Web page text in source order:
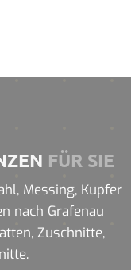
FÜR SIE
Messing, Kupfer
nach Grafenau
Zuschnitte,